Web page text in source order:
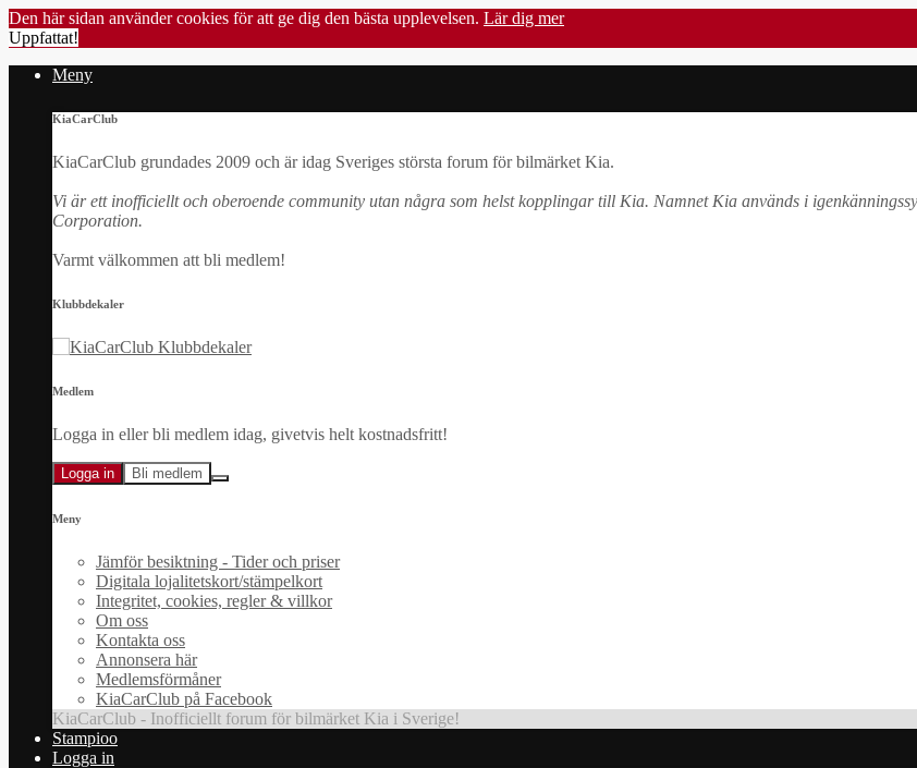
Den här sidan använder cookies för att ge dig den bästa upplevelsen. Lär dig mer
Uppfattat!
Meny
KiaCarClub
KiaCarClub grundades 2009 och är idag Sveriges största forum för bilmärket Kia.
Vi är ett inofficiellt och oberoende community utan några som helst kopplingar till Kia. Namnet Kia används i
Corporation.
Varmt välkommen att bli medlem!
Klubbdekaler
Medlem
Logga in eller bli medlem idag, givetvis helt kostnadsfritt!
Logga in Bli medlem
Meny
Jämför besiktning - Tider och priser
Digitala lojalitetskort/stämpelkort
Integritet, cookies, regler & villkor
Om oss
Kontakta oss
Annonsera här
Medlemsförmåner
KiaCarClub på Facebook
KiaCarClub - Inofficiellt forum för bilmärket Kia i Sverige!
Stampioo
Logga in